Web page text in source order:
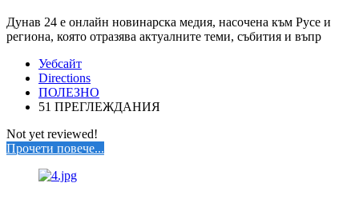
Дунав 24 е онлайн новинарска медия, насочена към Русе и
региона, която отразява актуалните теми, събития и въпр
Уебсайт
Directions
ПОЛЕЗНО
51 ПРЕГЛЕЖДАНИЯ
Not yet reviewed!
Прочети повече...